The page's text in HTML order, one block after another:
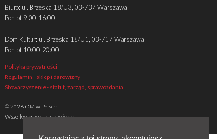
Biuro: ul. Brzeska 18/U3, 03-737 Warszawa
Pon-pt 9:00-16:00
Dom Kultur: ul. Brzeska 18/U1, 03-737 Warszawa
Pon-pt 10:00-20:00
Polityka prywatności
Regulamin - sklep i darowizny
Stowarzyszenie - statut, zarząd, sprawozdania
© 2026 OM w Polsce.
Wszelkie prawa zastrzeżone